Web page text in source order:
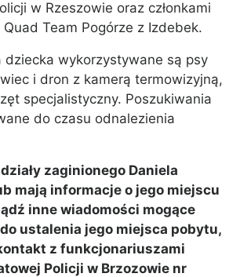
w Rzeszowie oraz członkami
Team Pogórze z Izdebek.
dziecka wykorzystywane są psy
i dron z kamerą termowizyjną,
specjalistyczny. Poszukiwania
do czasu odnalezienia
zaginionego Daniela
mają informacje o jego miejscu
inne wiadomości mogące
ustalenia jego miejsca pobytu,
z funkcjonariuszami
Policji w Brzozowie nr